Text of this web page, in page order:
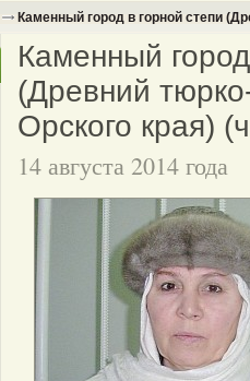
Каменный город в горной степи
Каменный
(Древний
Орского края)
14 августа 2014 года